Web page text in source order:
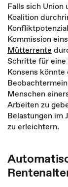
Falls sich Union
Koalition
Kommission
Mütterrente
Schritte für eine
Konsens
Menschen
Arbeiten zu
Belastungen im
zu erleichtern.